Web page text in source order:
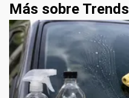
Más sobre Trends